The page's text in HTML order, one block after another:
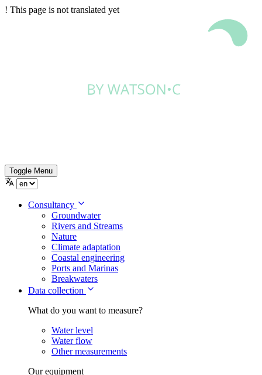
! This page is not translated yet
Toggle Menu
Consultancy
Groundwater
Rivers and Streams
Nature
Climate adaptation
Coastal engineering
Ports and Marinas
Breakwaters
Data collection
What do you want to measure?
Water level
Water flow
Other measurements
Our equipment